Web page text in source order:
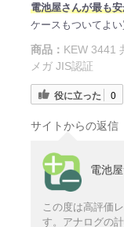
電池屋さんが最も
ケースもついてよい
商品： KEW 3441
メガ JIS認証
役に立った 0
サイトからの返信
電池
この度は高評価
す。アナログの